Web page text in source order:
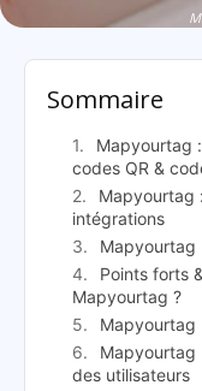
Sommaire
Mapyourtag
codes QR &
Mapyourtag
intégrations
Mapyourtag
Points forts
Mapyourtag ?
Mapyourtag
Mapyourtag
des utilisateurs